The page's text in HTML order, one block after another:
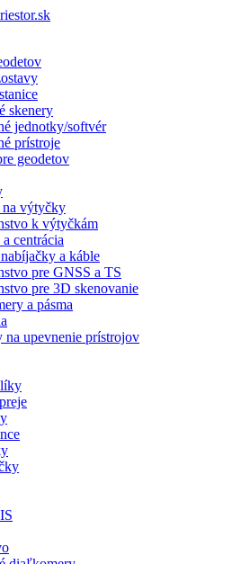
skenery
jednotky/softvér
prístroje
geodetov
výtyčky
k výtyčkám
centrácia
a káble
pre GNSS a TS
pre 3D skenovanie
a pásma
na upevnenie prístrojov